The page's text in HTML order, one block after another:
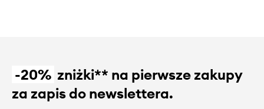
-20% zniżki** na pierwsze zakupy
za zapis do newslettera.